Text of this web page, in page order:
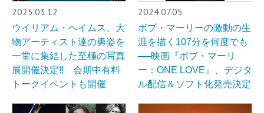
2025.03.12
ウイリアム・ヘイムス、大
物アーティスト達の勇姿を
一堂に集結した至極の写真
展開催決定!! 会期中有料
トークイベントも開催
2024.07.05
ボブ・マーリーの激動の生
涯を描く107分を何度でも
──映画『ボブ・マーリ
ー：ONE LOVE』、デジタ
ル配信＆ソフト化発売決定